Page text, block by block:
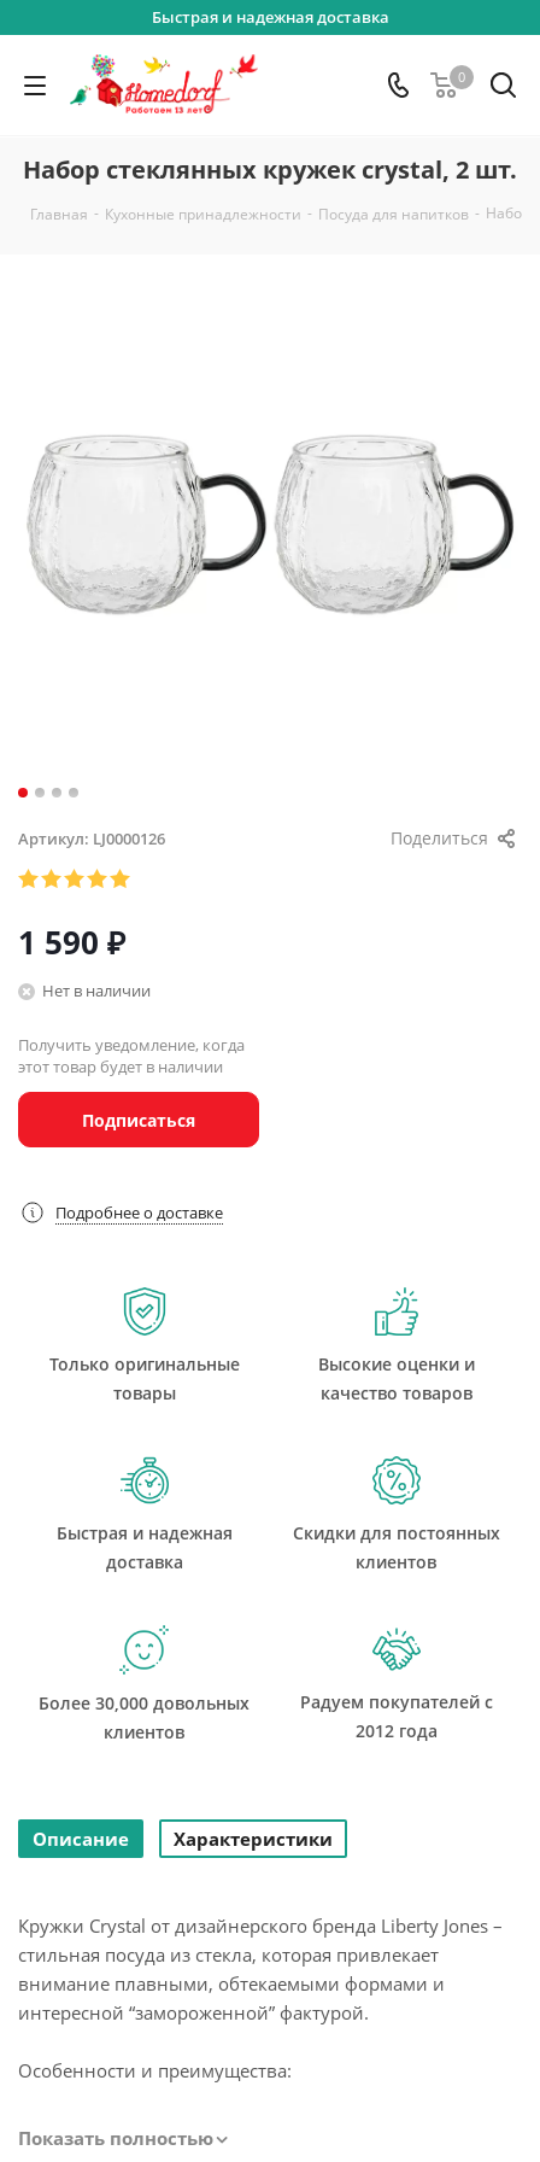
Быстрая и надежная доставка
0
Набор стеклянных кружек crystal, 2 шт.
Главная - Кухонные принадлежности - Посуда для напитков - Набор
Артикул: LJ0000126 Поделиться
1 590 ₽
Нет в наличии
Получить уведомление, когда
этот товар будет в наличии
Подписаться
Подробнее о доставке
Только оригинальные
товары
Высокие оценки и
качество товаров
Быстрая и надежная
доставка
Скидки для постоянных
клиентов
Более 30,000 довольных
клиентов
Радуем покупателей с
2012 года
Описание Характеристики
Кружки Crystal от дизайнерского бренда Liberty Jones –
стильная посуда из стекла, которая привлекает
внимание плавными, обтекаемыми формами и
интересной “замороженной” фактурой.
Особенности и преимущества:
- Изделия из стекла отличаются утонченным видом и
Показать полностью